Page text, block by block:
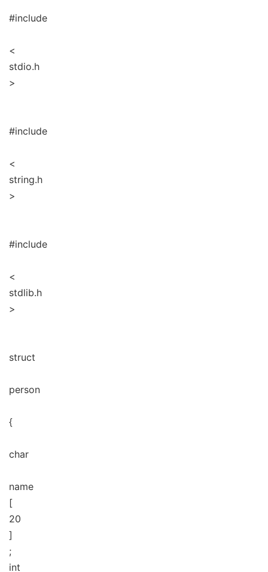
#include
<
stdio.h
>
#include
<
string.h
>
#include
<
stdlib.h
>
struct
person
{
char
name
[
20
]
;
int